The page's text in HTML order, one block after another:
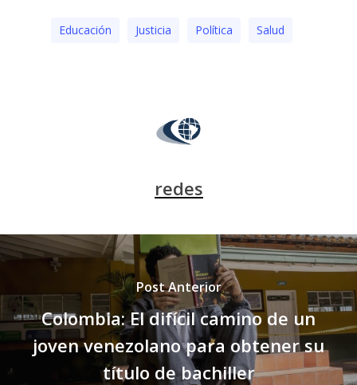
Educación Justicia Polí­tica Salud
redes
Post Anterior
Colombia: El difícil camino de un
joven venezolano para obtener su
título de bachiller